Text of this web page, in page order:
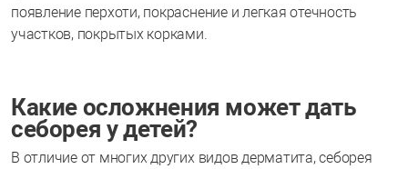
появление перхоти, покраснение и легкая отечность
участков, покрытых корками.
Какие осложнения может дать
себорея у детей?
В отличие от многих других видов дерматита, себорея